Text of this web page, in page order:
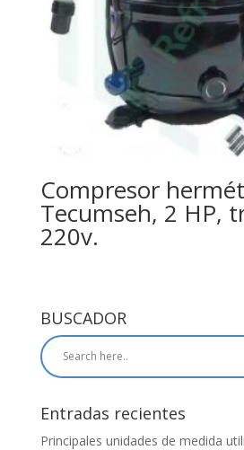
Compresor
Tecumseh, 2 HP,
220v.
BUSCADOR
Entradas recientes
Principales unidades de medida